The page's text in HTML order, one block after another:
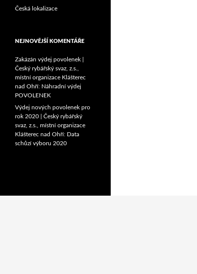
Česká lokalizace
NEJNOVĚJŠÍ KOMENTÁŘE
Zakázán výdej povolenek |
Český rybářský svaz, z.s.,
místní organizace Klášterec
nad Ohří: Náhradní výdej
POVOLENEK
Výdej nových povolenek pro
rok 2020 | Český rybářský
svaz, z.s., místní organizace
Klášterec nad Ohří: Data
schůzí výboru 2020